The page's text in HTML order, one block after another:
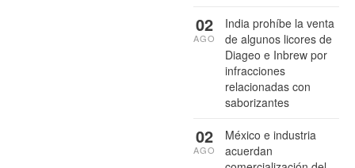
India prohíbe la venta
de algunos licores de
Diageo e Inbrew por
infracciones
relacionadas con
saborizantes
02
AGO
México e industria
acuerdan
02
AGO